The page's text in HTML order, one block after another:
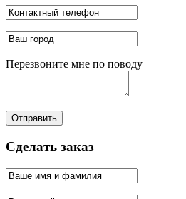
Перезвоните мне по поводу
Отправить
Сделать заказ